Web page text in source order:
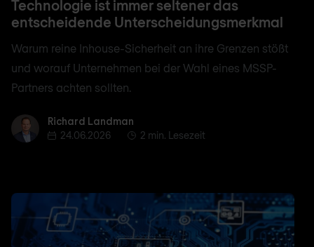
Technologie ist immer seltener das
entscheidende Unterscheidungsmerkmal
Warum reine Inhouse-Sicherheit an ihre Grenzen stößt
und worauf Unternehmen bei der Wahl eines MSSP-
Partners achten sollten.
Richard Landman
Richard Landman
24.06.2026
2 min. Lesezeit